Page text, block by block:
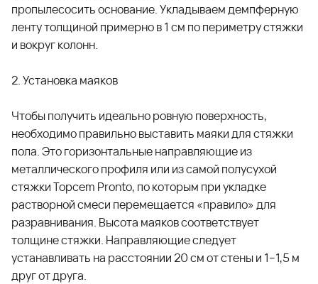
пропылесосить основание. Укладываем демпферную
ленту толщиной примерно в 1 см по периметру стяжки
и вокруг колонн.
2. Установка маяков
Чтобы получить идеально ровную поверхность,
необходимо правильно выставить маяки для стяжки
пола. Это горизонтальные направляющие из
металлического профиля или из самой полусухой
стяжкиTopcem Pronto, по которым при укладке
растворной смеси перемещается «правило» для
разравнивания. Высота маяков соответствует
толщине стяжки. Направляющие следует
устанавливать на расстоянии 20 см от стены и 1–1,5 м
друг от друга.